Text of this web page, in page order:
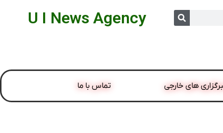
U I News Agency
های خارجی تماس با ما